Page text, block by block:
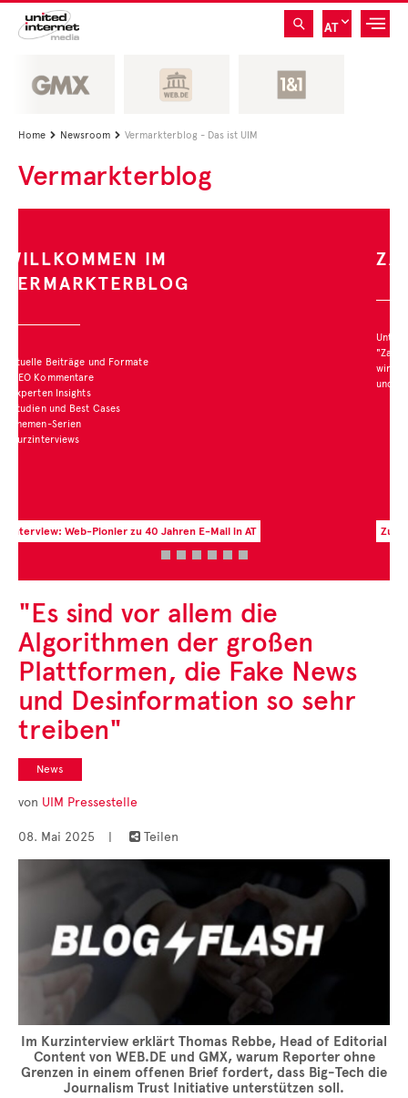
AT
Home  Newsroom  Vermarkterblog - Das ist UIM
Vermarkterblog
ZAHL DES MONATS
wir interessante Studien
Zur aktuellen Zahl des Monats
"Es sind vor allem die
Algorithmen der großen
Plattformen, die Fake News
und Desinformation so sehr
treiben"
News
von UIM Pressestelle
08. Mai 2025 |  Teilen
Im Kurzinterview erklärt Thomas Rebbe, Head of Editorial
Content von WEB.DE und GMX, warum Reporter ohne
Grenzen in einem offenen Brief fordert, dass Big-Tech die
Journalism Trust Initiative unterstützen soll.